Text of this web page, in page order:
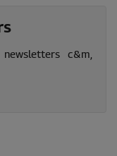
c&m,